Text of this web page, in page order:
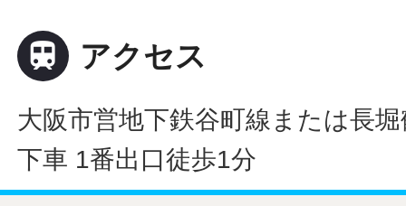
 アクセス
大阪市営地下鉄谷町線または長
下車 1番出口徒歩1分